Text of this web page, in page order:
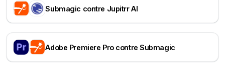
Submagic contre Jupitrr AI
Adobe Premiere Pro contre Submagic